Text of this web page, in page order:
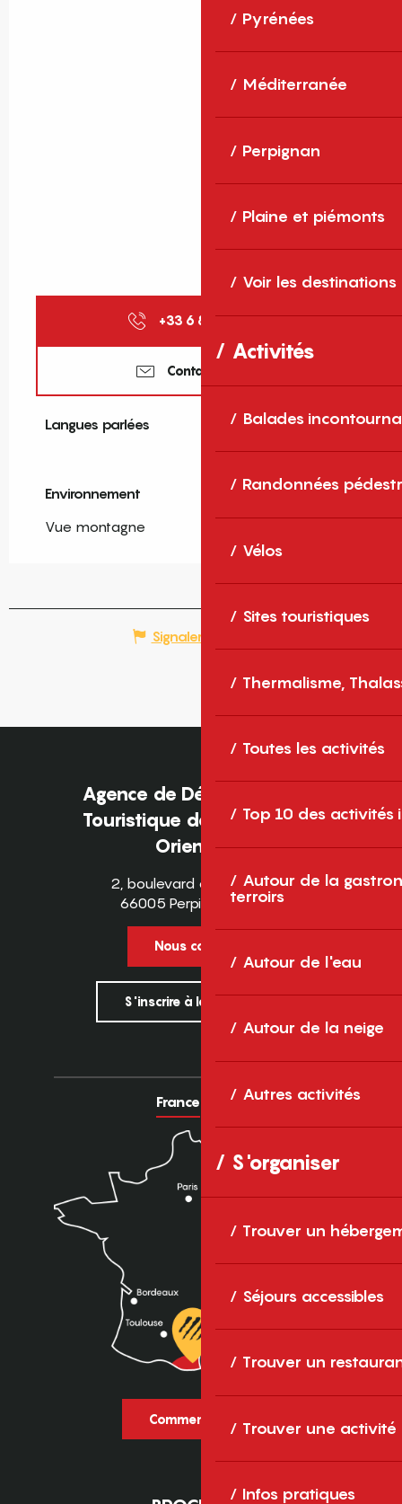
Pyrénées
Méditerranée
Perpignan
Plaine et piémonts
Voir les destinations
Activités
Balades
Randonnées
Vélos
Sites touristiques
Thermalisme,
Toutes les activités
Top 10 des activités
Autour de la
terroirs
Autour de l'eau
Autour de la neige
Autres activités
S'organiser
Trouver un
Séjours accessibles
Trouver un
Trouver une activité
Infos pratiques
+33 6 86 54 47▒▒
Contactez-nous
Langues parlées
Langues parlées
Environnement
Environnement
Vue montagne
Signaler une erreur
Agence de Développement
Touristique des Pyrénées-
Orientales
2, boulevard des Pyrénées
66005 Perpignan Cedex
Nous contacter
S'inscrire à la newsletter
France Europe
Comment venir ?